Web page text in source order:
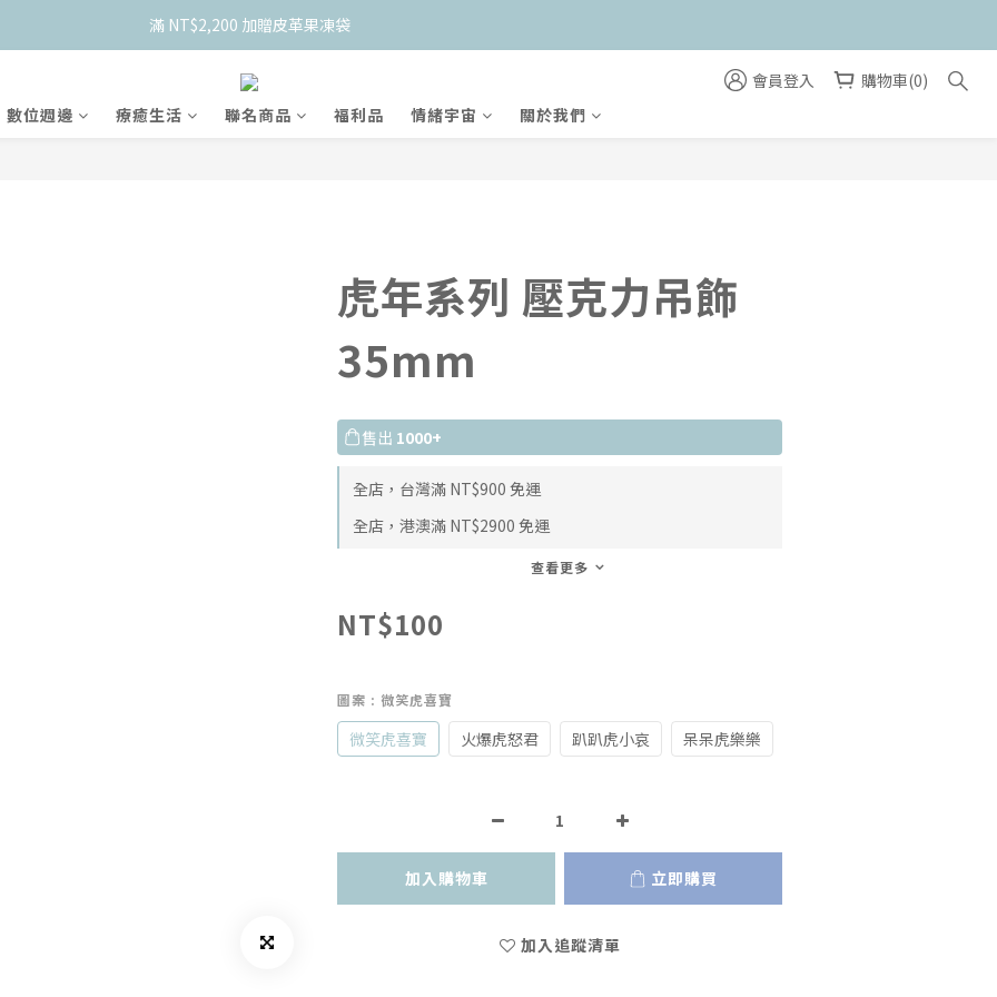
    新會員限定！加入官網會員現折 $50
    新會員限定！加入官網會員現折 $50
會員登入
購物車(0)
數位週邊
療癒生活 聯名商品 福利品 情緒宇宙 關於我們
虎年系列 壓克力吊飾
35mm
售出 1000+
全店，台灣滿 NT$900 免運
全店，港澳滿 NT$2900 免運
查看更多
NT$100
圖案 : 微笑虎喜寶
微笑虎喜寶 火爆虎怒君 趴趴虎小哀 呆呆虎樂樂
加入購物車 立即購買
加入追蹤清單